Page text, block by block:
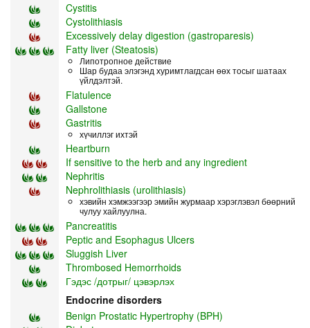
Cystitis
Cystolithiasis
Excessively delay digestion (gastroparesis)
Fatty liver (Steatosis)
Липотропное действие
Шар будаа элэгэнд хуримтлагдсан өөх тосыг шатаах
үйлдэлтэй.
Flatulence
Gallstone
Gastritis
хүчиллэг ихтэй
Heartburn
If sensitive to the herb and any ingredient
Nephritis
Nephrolithiasis (urolithiasis)
хэвийн хэмжээгээр эмийн журмаар хэрэглэвэл бөөрний
чулуу хайлуулна.
Pancreatitis
Peptic and Esophagus Ulcers
Sluggish Liver
Thrombosed Hemorrhoids
Гэдэс /дотрыг/ цэвэрлэх
Endocrine disorders
Benign Prostatic Hypertrophy (BPH)